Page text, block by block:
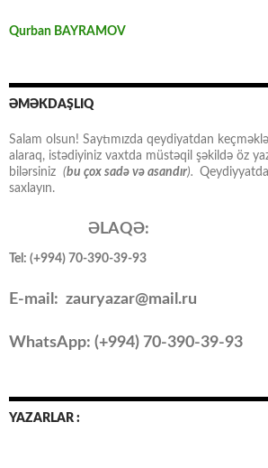
Qurban BAYRAMOV
ƏMƏKDAŞLIQ
Salam olsun! Saytımızda qeydiyatdan keçməklə
alaraq, istədiyiniz vaxtda müstəqil şəkildə öz
bilərsiniz (bu çox sadə və asandır).
saxlayın.
ƏLAQƏ:
Tel: (+994) 70-390-39-93
E-mail: zauryazar@mail.ru
WhatsApp: (+994) 70-390-39-93
YAZARLAR :